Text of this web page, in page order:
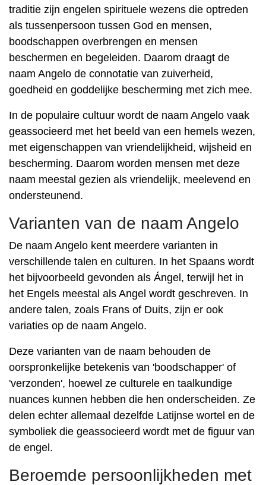
traditie zijn engelen spirituele wezens die optreden
als tussenpersoon tussen God en mensen,
boodschappen overbrengen en mensen
beschermen en begeleiden. Daarom draagt ​​de
naam Angelo de connotatie van zuiverheid,
goedheid en goddelijke bescherming met zich mee.
In de populaire cultuur wordt de naam Angelo vaak
geassocieerd met het beeld van een hemels wezen,
met eigenschappen van vriendelijkheid, wijsheid en
bescherming. Daarom worden mensen met deze
naam meestal gezien als vriendelijk, meelevend en
ondersteunend.
Varianten van de naam Angelo
De naam Angelo kent meerdere varianten in
verschillende talen en culturen. In het Spaans wordt
het bijvoorbeeld gevonden als Ángel, terwijl het in
het Engels meestal als Angel wordt geschreven. In
andere talen, zoals Frans of Duits, zijn er ook
variaties op de naam Angelo.
Deze varianten van de naam behouden de
oorspronkelijke betekenis van 'boodschapper' of
'verzonden', hoewel ze culturele en taalkundige
nuances kunnen hebben die hen onderscheiden. Ze
delen echter allemaal dezelfde Latijnse wortel en de
symboliek die geassocieerd wordt met de figuur van
de engel.
Beroemde persoonlijkheden met